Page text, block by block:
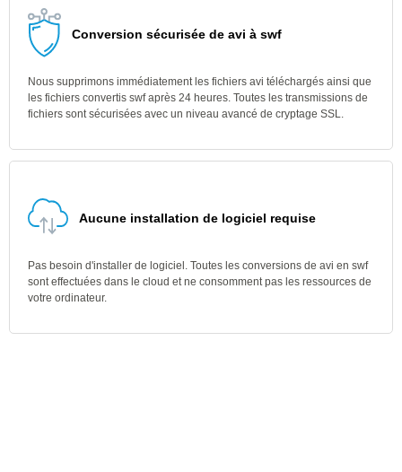
Conversion sécurisée de avi à swf
Nous supprimons immédiatement les fichiers avi téléchargés ainsi que
les fichiers convertis swf après 24 heures. Toutes les transmissions de
fichiers sont sécurisées avec un niveau avancé de cryptage SSL.
Aucune installation de logiciel requise
Pas besoin d'installer de logiciel. Toutes les conversions de avi en swf
sont effectuées dans le cloud et ne consomment pas les ressources de
votre ordinateur.